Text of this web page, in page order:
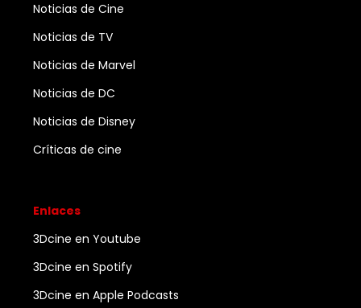
Noticias de Cine
Noticias de TV
Noticias de Marvel
Noticias de DC
Noticias de Disney
Críticas de cine
Enlaces
3Dcine en Youtube
3Dcine en Spotify
3Dcine en Apple Podcasts